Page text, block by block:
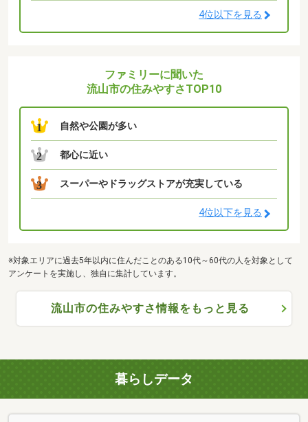
4位以下を見る
ファミリーに聞いた
流山市の住みやすさTOP10
1 自然や公園が多い
2 都心に近い
3 スーパーやドラッグストアが充実している
4位以下を見る
※対象エリアに過去5年以内に住んだことのある10代～60代の人を対象として
アンケートを実施し、独自に集計しています。
流山市の住みやすさ情報をもっと見る
暮らしデータ